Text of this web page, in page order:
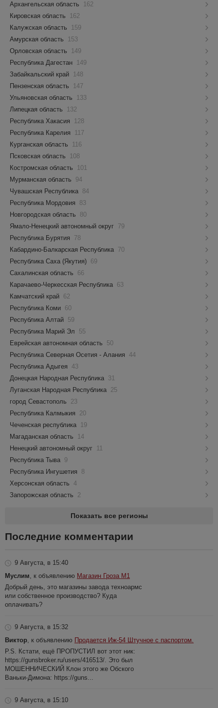
Архангельская область
162
Кировская область
162
Калужская область
159
Амурская область
153
Орловская область
149
Республика Дагестан 149
Забайкальский край 148
Пензенская область
147
Ульяновская область
133
Липецкая область
132
Республика Хакасия
128
Республика Карелия
117
Курганская область
116
Псковская область
108
Костромская область
101
Мурманская область
94
Чувашская Республика 84
Республика Мордовия
83
Новгородская область
80
Ямало-Ненецкий автономный округ 79
Республика Бурятия
78
Кабардино-Балкарская Республика 70
Республика Саха (Якутия) 69
Сахалинская область
66
Карачаево-Черкесская Республика 63
Камчатский край 62
Республика Коми 60
Республика Алтай 59
Республика Марий Эл
55
Еврейская автономная область
50
Республика Северная Осетия - Алания 44
Республика Адыгея 43
Донецкая Народная Республика 31
Луганская Народная Республика 25
город Севастополь
23
Республика Калмыкия
20
Чеченская республика 19
Магаданская область
14
Ненецкий автономный округ 11
Республика Тыва 9
Республика Ингушетия
8
Херсонская область 4
Запорожская область
2
Показать все регионы
Последние комментарии
9 Августа, в 15:40
Муслим , к объявлению Магазин Гроза М1
Добрый день, это магазины завода техноармс
или собственное производство? Куда
оплачивать?
9 Августа, в 15:32
Виктор , к объявлению Продается Иж-54 Штучное с паспортом.
P.S. Кстати, ещё ПРОПУСТИЛ вот этот ник:
https://gunsbroker.ru/users/416513/. Это был
МОШЕННИЧЕСКИЙ Клон этого же Обского
Ваньки-Димона: https://guns...
9 Августа, в 15:10